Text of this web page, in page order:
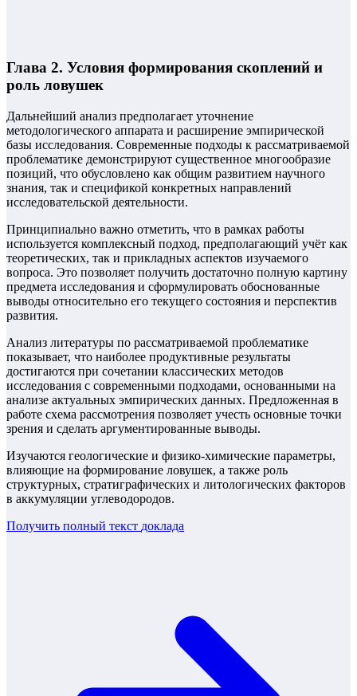
Глава 2. Условия формирования скоплений и
роль ловушек
Дальнейший анализ предполагает уточнение
методологического аппарата и расширение эмпирической
базы исследования. Современные подходы к рассматриваемой
проблематике демонстрируют существенное многообразие
позиций, что обусловлено как общим развитием научного
знания, так и спецификой конкретных направлений
исследовательской деятельности.
Принципиально важно отметить, что в рамках работы
используется комплексный подход, предполагающий учёт как
теоретических, так и прикладных аспектов изучаемого
вопроса. Это позволяет получить достаточно полную картину
предмета исследования и сформулировать обоснованные
выводы относительно его текущего состояния и перспектив
развития.
Анализ литературы по рассматриваемой проблематике
показывает, что наиболее продуктивные результаты
достигаются при сочетании классических методов
исследования с современными подходами, основанными на
анализе актуальных эмпирических данных. Предложенная в
работе схема рассмотрения позволяет учесть основные точки
зрения и сделать аргументированные выводы.
Изучаются геологические и физико-химические параметры,
влияющие на формирование ловушек, а также роль
структурных, стратиграфических и литологических факторов
в аккумуляции углеводородов.
Получить полный текст доклада